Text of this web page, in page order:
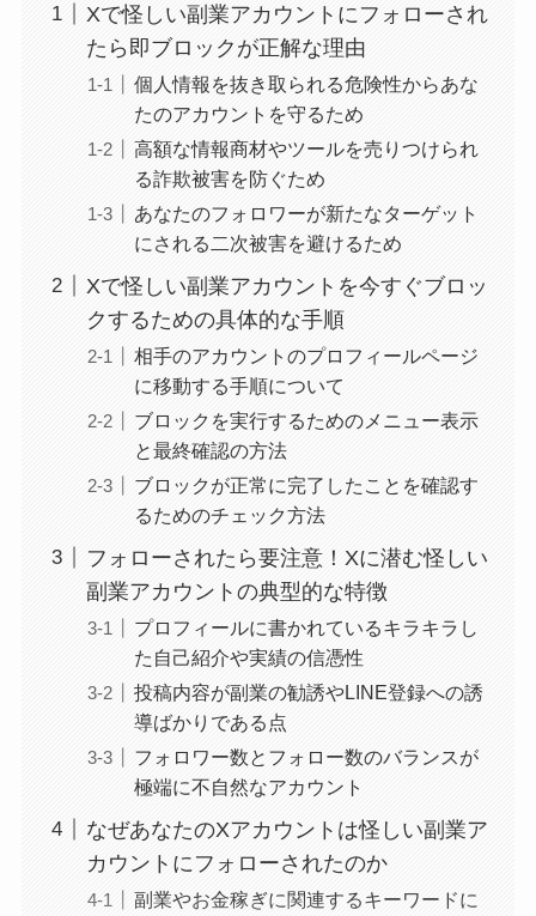
Xで怪しい副業アカウントにフォローされ
たら即ブロックが正解な理由
個人情報を抜き取られる危険性からあな
たのアカウントを守るため
高額な情報商材やツールを売りつけられ
る詐欺被害を防ぐため
あなたのフォロワーが新たなターゲット
にされる二次被害を避けるため
Xで怪しい副業アカウントを今すぐブロッ
クするための具体的な手順
相手のアカウントのプロフィールページ
に移動する手順について
ブロックを実行するためのメニュー表示
と最終確認の方法
ブロックが正常に完了したことを確認す
るためのチェック方法
フォローされたら要注意！Xに潜む怪しい
副業アカウントの典型的な特徴
プロフィールに書かれているキラキラし
た自己紹介や実績の信憑性
投稿内容が副業の勧誘やLINE登録への誘
導ばかりである点
フォロワー数とフォロー数のバランスが
極端に不自然なアカウント
なぜあなたのXアカウントは怪しい副業ア
カウントにフォローされたのか
副業やお金稼ぎに関連するキーワードに